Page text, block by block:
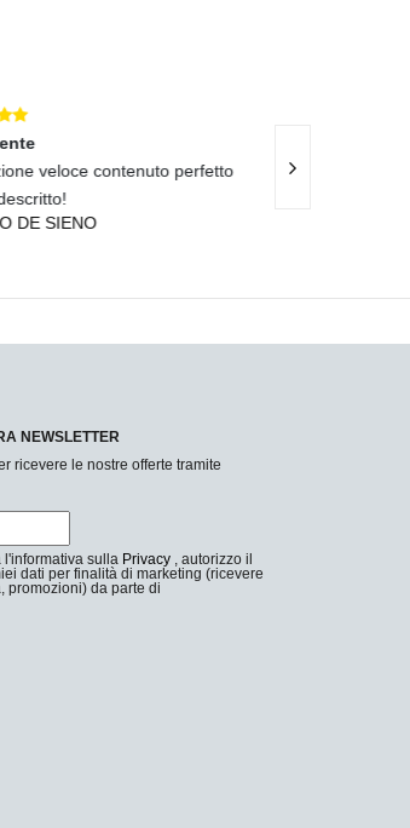
veloce e materiali validi, già
in prece
PANTINI
NEWSLETTER
ricevere le nostre offerte tramite
l'informativa sulla Privacy , autorizzo il
dati per finalità di marketing (ricevere
promozioni) da parte di